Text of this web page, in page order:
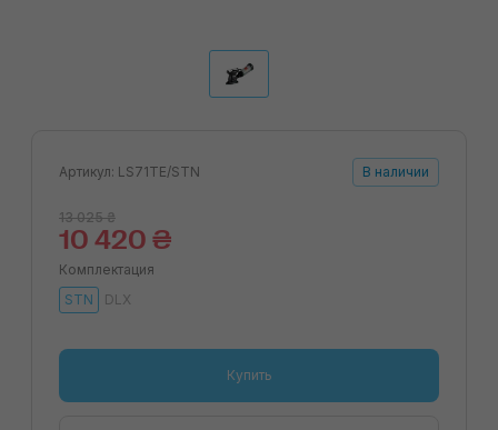
Артикул: LS71TE/STN В наличии
13 025 ₴
10 420 ₴
Комплектация
STN
DLX
Купить